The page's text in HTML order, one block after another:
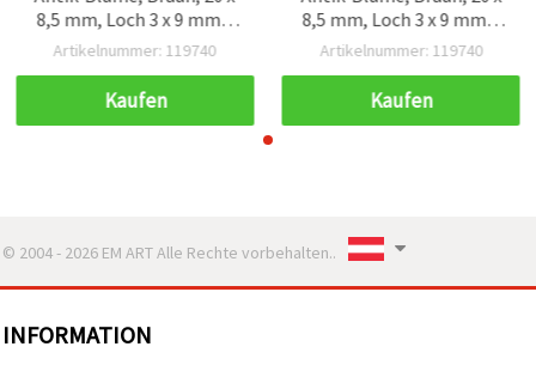
8,5 mm, Loch 3 x 9 mm –
50 g (ca. 45 Stk.)
Artikelnummer: 119740
Kaufen
8,5 mm, Loch 3 x 9 mm –
50 g (ca. 45 Stk.)
Artikelnummer: 119740
Kaufen
© 2004 - 2026 EM ART Alle Rechte vorbehalten..
INFORMATION